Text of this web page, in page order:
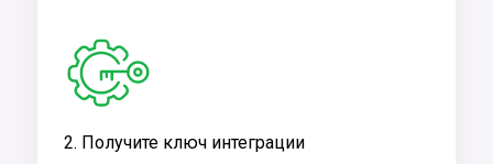
2. Получите ключ интеграции